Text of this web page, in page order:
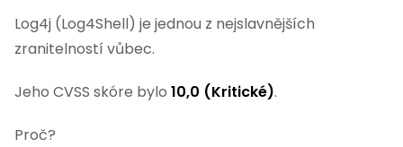
Log4j (Log4Shell) je jednou z nejslavnějších
zranitelností vůbec.
Jeho CVSS skóre bylo 10,0 (Kritické).
Proč?